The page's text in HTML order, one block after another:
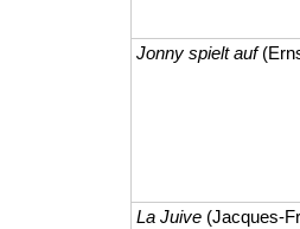
Jonny spielt auf
La Juive (Jacques-